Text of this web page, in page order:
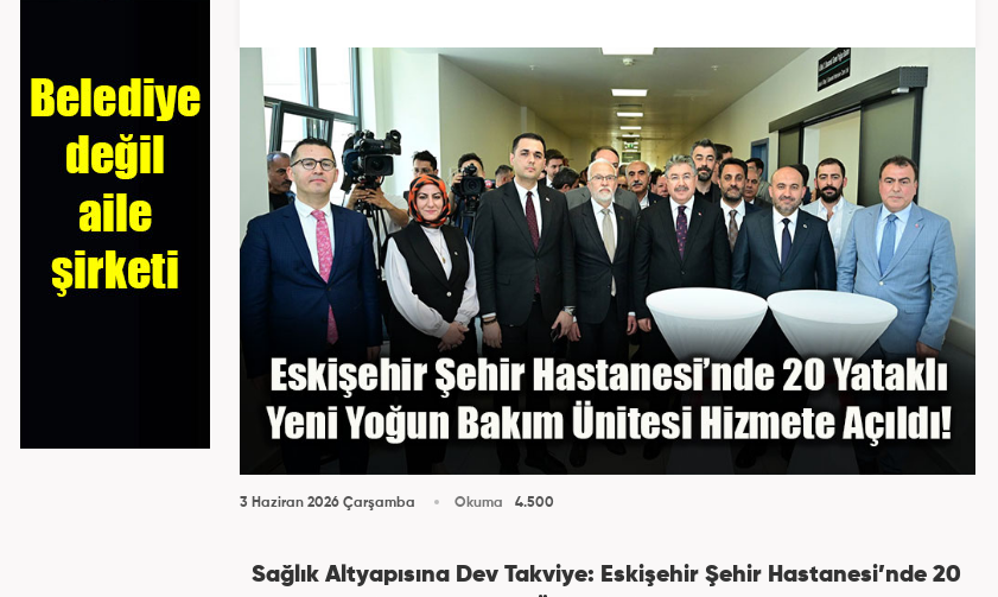
3 Haziran 2026 Çarşamba Okuma 4.500
Sağlık Altyapısına Dev Takviye: Eskişehir Şehir Hastanesi’nde 20